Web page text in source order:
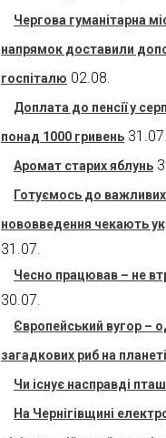
Чергова гуманітарна
напрямок доставили
госпіталю 02.08.
Доплата до пенсії у
понад 1000 гривень 31.07.
Аромат старих яблунь
Готуємось до важливих
нововведення чекають
31.07.
Чесно працював – не
30.07.
Європейський вугор –
загадкових риб на планеті
Чи існує насправді
На Чернігівщині